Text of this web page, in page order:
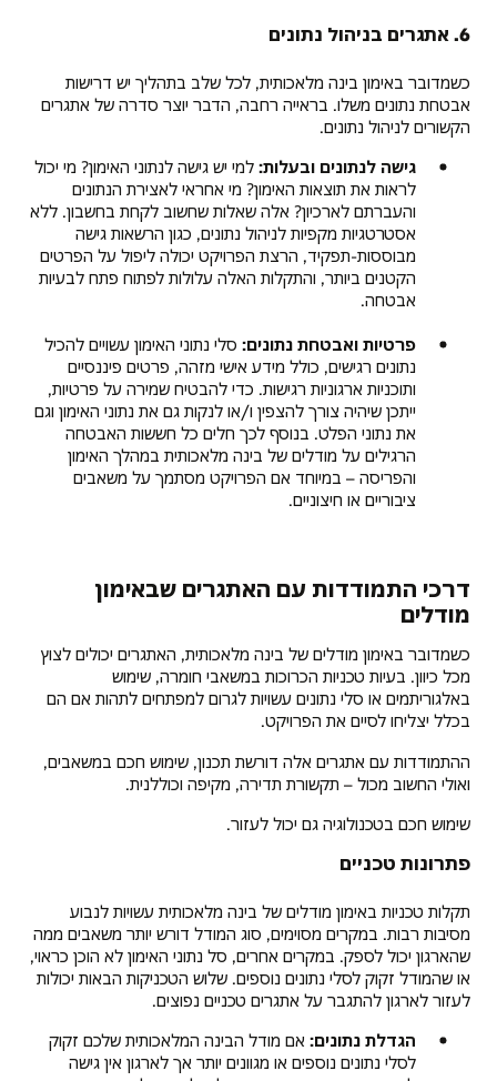
6. אתגרים בניהול נתונים
כשמדובר באימון בינה מלאכותית, לכל שלב בתהליך יש דרישות
אבטחת נתונים משלו. בראייה רחבה, הדבר יוצר סדרה של אתגרים
הקשורים לניהול נתונים.
גישה לנתונים ובעלות: למי יש גישה לנתוני האימון? מי יכול
לראות את תוצאות האימון? מי אחראי לאצירת הנתונים
והעברתם לארכיון? אלה שאלות שחשוב לקחת בחשבון. ללא
אסטרטגיות מקפיות לניהול נתונים, כגון הרשאות גישה
מבוססות-תפקיד, הרצת הפרויקט יכולה ליפול על הפרטים
הקטנים ביותר, והתקלות האלה עלולות לפתוח פתח לבעיות
אבטחה.
פרטיות ואבטחת נתונים: סלי נתוני האימון עשויים להכיל
נתונים רגישים, כולל מידע אישי מזהה, פרטים פיננסיים
ותוכניות ארגוניות רגישות. כדי להבטיח שמירה על פרטיות,
ייתכן שיהיה צורך להצפין ו/או לנקות גם את נתוני האימון וגם
את נתוני הפלט. בנוסף לכך חלים כל חששות האבטחה
הרגילים על מודלים של בינה מלאכותית במהלך האימון
והפריסה – במיוחד אם הפרויקט מסתמך על משאבים
ציבוריים או חיצוניים.
דרכי התמודדות עם האתגרים שבאימון
מודלים
כשמדובר באימון מודלים של בינה מלאכותית, האתגרים יכולים לצוץ
מכל כיוון. בעיות טכניות הכרוכות במשאבי חומרה, שימוש
באלגוריתמים או סלי נתונים עשויות לגרום למפתחים לתהות אם הם
בכלל יצליחו לסיים את הפרויקט.
ההתמודדות עם אתגרים אלה דורשת תכנון, שימוש חכם במשאבים,
ואולי החשוב מכול – תקשורת תדירה, מקיפה וכוללנית.
שימוש חכם בטכנולוגיה גם יכול לעזור.
פתרונות טכניים
תקלות טכניות באימון מודלים של בינה מלאכותית עשויות לנבוע
מסיבות רבות. במקרים מסוימים, סוג המודל דורש יותר משאבים ממה
שהארגון יכול לספק. במקרים אחרים, סל נתוני האימון לא הוכן כראוי,
או שהמודל זקוק לסלי נתונים נוספים. שלוש הטכניקות הבאות יכולות
לעזור לארגון להתגבר על אתגרים טכניים נפוצים.
הגדלת נתונים: אם מודל הבינה המלאכותית שלכם זקוק
לסלי נתונים נוספים או מגוונים יותר אך לארגון אין גישה